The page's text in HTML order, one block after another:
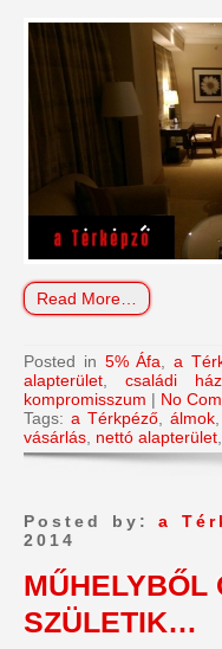
Read More…
Posted in 5% Áfa ,a
alapterület
családi ház
kompromisszum | No
Tags:a Térkpéző ,álmok
vásárlás nettó alapterület
Posted by:a
2014
MŰHELYBŐL
SZÜLETIK…